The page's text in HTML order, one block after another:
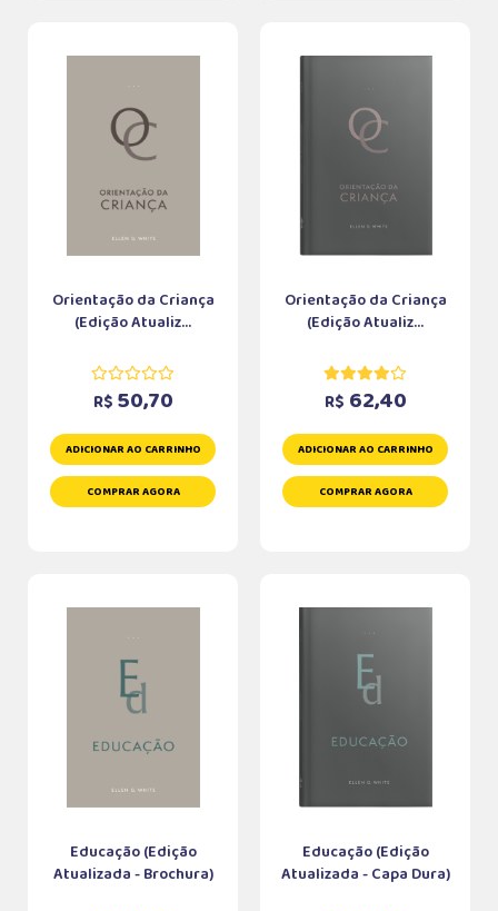
Orientação da Criança
(Edição Atualiz...
R$ 50,70
ADICIONAR AO CARRINHO
COMPRAR AGORA
Orientação da Criança
(Edição Atualiz...
R$ 62,40
ADICIONAR AO CARRINHO
COMPRAR AGORA
Educação (Edição
Atualizada - Brochura)
Educação (Edição
Atualizada - Capa Dura)